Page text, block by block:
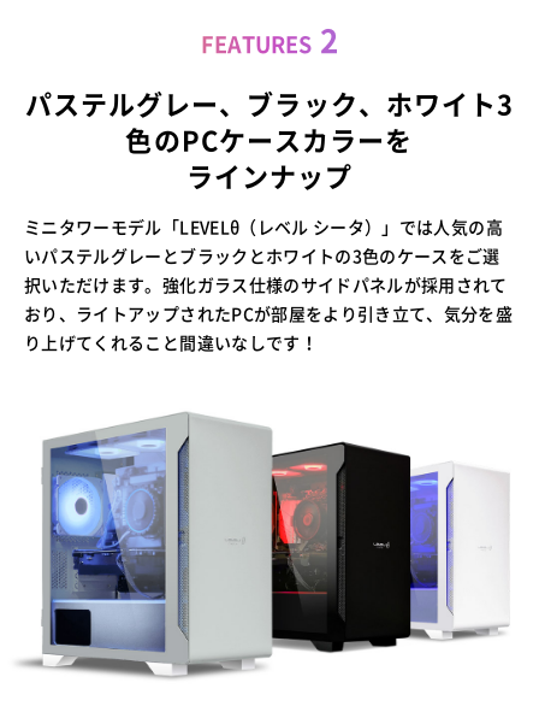
FEATURES 2
パステルグレー、ブラック、ホワイト3
色のPCケースカラーを
ラインナップ
ミニタワーモデル「LEVELθ（レベル シータ）」では人気の高
いパステルグレーとブラックとホワイトの3色のケースをご選
択いただけます。強化ガラス仕様のサイドパネルが採用されて
おり、ライトアップされたPCが部屋をより引き立て、気分を盛
り上げてくれること間違いなしです！